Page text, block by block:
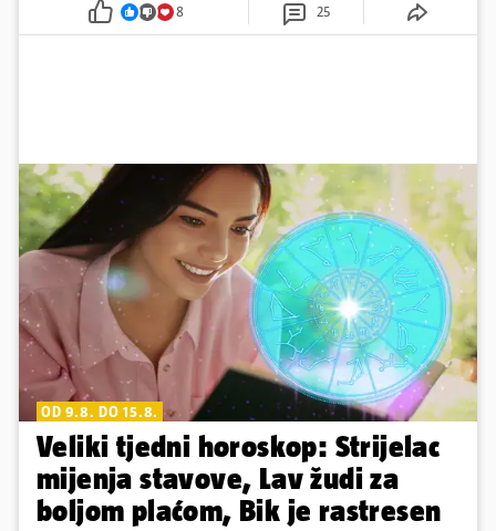
8 25
OD 9.8. DO 15.8.
Veliki tjedni horoskop: Strijelac
mijenja stavove, Lav žudi za
boljom plaćom, Bik je rastresen